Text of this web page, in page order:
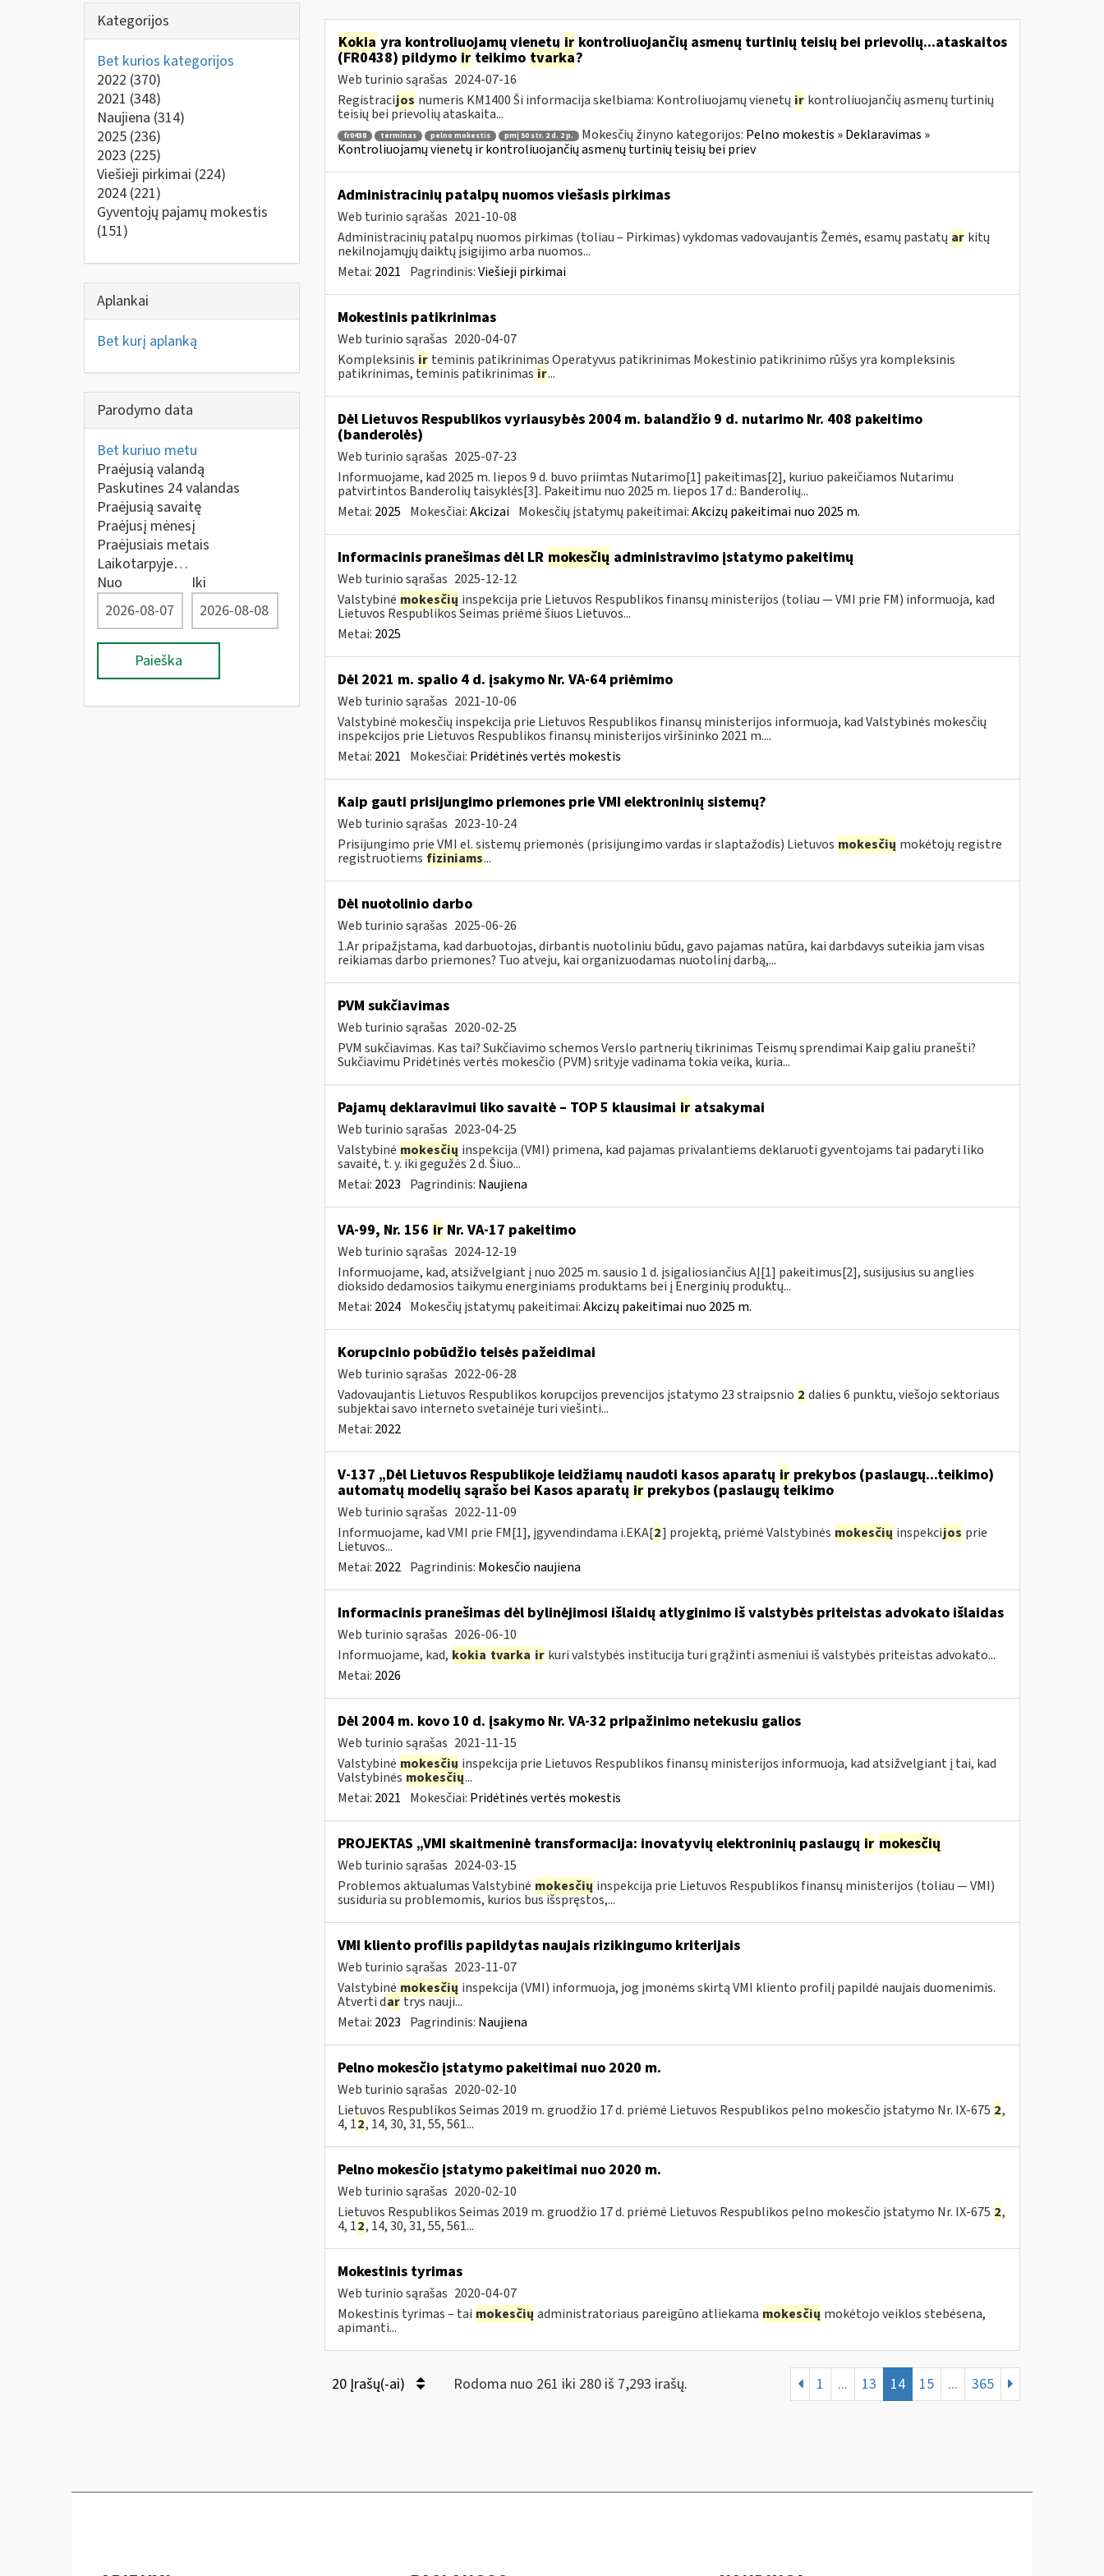
Kategorijos
Bet kurios kategorijos
2022 (370)
2021 (348)
Naujiena (314)
2025 (236)
2023 (225)
Viešieji pirkimai (224)
2024 (221)
Gyventojų pajamų mokestis
(151)
Aplankai
Bet kurį aplanką
Parodymo data
Bet kuriuo metu
Praėjusią valandą
Paskutines 24 valandas
Praėjusią savaitę
Praėjusį mėnesį
Praėjusiais metais
Laikotarpyje…
Nuo
Iki
Paieška
Kokia yra kontroliuojamų vienetųirkontroliuojančių asmenų turtinių teisių bei prievolių...ataskaitos
(FR0438) pildymo irteikimo tvarka?
Web turinio sąrašas 2024-07-16
Registracijos numeris KM1400 Ši informacija skelbiama: Kontroliuojamų vienetų ir kontroliuojančių asmenų turtinių
teisių bei prievolių ataskaita...
fr0438 terminas pelno mokestis pmį 50 str. 2 d. 2 p. Mokesčių žinyno kategorijos: Pelno mokestis » Deklaravimas »
Kontroliuojamų vienetų ir kontroliuojančių asmenų turtinių teisių bei priev
Administracinių patalpų nuomos viešasis pirkimas
Web turinio sąrašas 2021-10-08
Administracinių patalpų nuomos pirkimas (toliau – Pirkimas) vykdomas vadovaujantis Žemės, esamų pastatų ar kitų
nekilnojamųjų daiktų įsigijimo arba nuomos...
Metai: 2021 Pagrindinis:Viešieji pirkimai
Mokestinis patikrinimas
Web turinio sąrašas 2020-04-07
Kompleksinis ir teminis patikrinimas Operatyvus patikrinimas Mokestinio patikrinimo rūšys yra kompleksinis
patikrinimas, teminis patikrinimas ir...
Dėl Lietuvos Respublikos vyriausybės 2004 m. balandžio 9 d. nutarimo Nr. 408 pakeitimo
(banderolės)
Web turinio sąrašas 2025-07-23
Informuojame, kad 2025 m. liepos 9 d. buvo priimtas Nutarimo[1] pakeitimas[2], kuriuo pakeičiamos Nutarimu
patvirtintos Banderolių taisyklės[3]. Pakeitimu nuo 2025 m. liepos 17 d.: Banderolių...
Metai: 2025 Mokesčiai:Akcizai Mokesčių įstatymų pakeitimai:Akcizų pakeitimai nuo 2025 m.
Informacinis pranešimas dėl LR mokesčių administravimo įstatymo pakeitimų
Web turinio sąrašas 2025-12-12
Valstybinė mokesčių inspekcija prie Lietuvos Respublikos finansų ministerijos (toliau — VMI prie FM) informuoja, kad
Lietuvos Respublikos Seimas priėmė šiuos Lietuvos...
Metai: 2025
Dėl 2021 m. spalio 4 d. įsakymo Nr. VA-64 priėmimo
Web turinio sąrašas 2021-10-06
Valstybinė mokesčių inspekcija prie Lietuvos Respublikos finansų ministerijos informuoja, kad Valstybinės mokesčių
inspekcijos prie Lietuvos Respublikos finansų ministerijos viršininko 2021 m....
Metai: 2021 Mokesčiai: Pridėtinės vertės mokestis
Kaip gauti prisijungimo priemones prie VMI elektroninių sistemų?
Web turinio sąrašas 2023-10-24
Prisijungimo prie VMI el. sistemų priemonės (prisijungimo vardas ir slaptažodis) Lietuvos mokesčių mokėtojų registre
registruotiems fiziniams...
Dėl nuotolinio darbo
Web turinio sąrašas 2025-06-26
1.Ar pripažįstama, kad darbuotojas, dirbantis nuotoliniu būdu, gavo pajamas natūra, kai darbdavys suteikia jam visas
reikiamas darbo priemones? Tuo atveju, kai organizuodamas nuotolinį darbą,...
PVM sukčiavimas
Web turinio sąrašas 2020-02-25
PVM sukčiavimas. Kas tai? Sukčiavimo schemos Verslo partnerių tikrinimas Teismų sprendimai Kaip galiu pranešti?
Sukčiavimu Pridėtinės vertės mokesčio (PVM) srityje vadinama tokia veika, kuria...
Pajamų deklaravimui liko savaitė – TOP 5 klausimai iratsakymai
Web turinio sąrašas 2023-04-25
Valstybinė mokesčių inspekcija (VMI) primena, kad pajamas privalantiems deklaruoti gyventojams tai padaryti liko
savaitė, t. y. iki gegužės 2 d. Šiuo...
Metai: 2023 Pagrindinis: Naujiena
VA-99, Nr. 156 irNr. VA-17 pakeitimo
Web turinio sąrašas 2024-12-19
Informuojame, kad, atsižvelgiant į nuo 2025 m. sausio 1 d. įsigaliosiančius AĮ[1] pakeitimus[2], susijusius su anglies
dioksido dedamosios taikymu energiniams produktams bei į Energinių produktų...
Metai: 2024 Mokesčių įstatymų pakeitimai:Akcizų pakeitimai nuo 2025 m.
Korupcinio pobūdžio teisės pažeidimai
Web turinio sąrašas 2022-06-28
Vadovaujantis Lietuvos Respublikos korupcijos prevencijos įstatymo 23 straipsnio 2 dalies 6 punktu, viešojo sektoriaus
subjektai savo interneto svetainėje turi viešinti...
Metai: 2022
V-137 „Dėl Lietuvos Respublikoje leidžiamų naudoti kasos aparatų irprekybos (paslaugų...teikimo)
automatų modelių sąrašo bei Kasos aparatų irprekybos (paslaugų teikimo
Web turinio sąrašas 2022-11-09
Informuojame, kad VMI prie FM[1], įgyvendindama i.EKA[2] projektą, priėmė Valstybinės mokesčių inspekcijos prie
Lietuvos...
Metai: 2022 Pagrindinis: Mokesčio naujiena
Informacinis pranešimas dėl bylinėjimosi išlaidų atlyginimo iš valstybės priteistas advokato išlaidas
Web turinio sąrašas 2026-06-10
Informuojame, kad, kokia tvarka ir kuri valstybės institucija turi grąžinti asmeniui iš valstybės priteistas advokato...
Metai: 2026
Dėl 2004 m. kovo 10 d. įsakymo Nr. VA-32 pripažinimo netekusiu galios
Web turinio sąrašas 2021-11-15
Valstybinė mokesčių inspekcija prie Lietuvos Respublikos finansų ministerijos informuoja, kad atsižvelgiant į tai, kad
Valstybinėsmokesčių...
Metai: 2021 Mokesčiai: Pridėtinės vertės mokestis
PROJEKTAS „VMI skaitmeninė transformacija: inovatyvių elektroninių paslaugų ir mokesčių
Web turinio sąrašas 2024-03-15
Problemos aktualumas Valstybinė mokesčių inspekcija prie Lietuvos Respublikos finansų ministerijos (toliau ― VMI)
susiduria su problemomis, kurios bus išspręstos,...
VMI kliento profilis papildytas naujais rizikingumo kriterijais
Web turinio sąrašas 2023-11-07
Valstybinė mokesčių inspekcija (VMI) informuoja, jog įmonėms skirtą VMI kliento profilį papildė naujais duomenimis.
Atverti dartrys nauji...
Metai: 2023 Pagrindinis: Naujiena
Pelno mokesčio įstatymo pakeitimai nuo 2020 m.
Web turinio sąrašas 2020-02-10
Lietuvos Respublikos Seimas 2019 m. gruodžio 17 d. priėmė Lietuvos Respublikos pelno mokesčio įstatymo Nr. IX-675 2,
4, 12, 14, 30, 31, 55, 561...
Pelno mokesčio įstatymo pakeitimai nuo 2020 m.
Web turinio sąrašas 2020-02-10
Lietuvos Respublikos Seimas 2019 m. gruodžio 17 d. priėmė Lietuvos Respublikos pelno mokesčio įstatymo Nr. IX-675 2,
4, 12, 14, 30, 31, 55, 561...
Mokestinis tyrimas
Web turinio sąrašas 2020-04-07
Mokestinis tyrimas – tai mokesčių administratoriaus pareigūno atliekama mokesčių mokėtojo veiklos stebėsena,
apimanti...
20 Įrašų(-ai) Rodoma nuo 261 iki 280 iš 7,293 irašų. 1 ... 13 14 15 ... 365